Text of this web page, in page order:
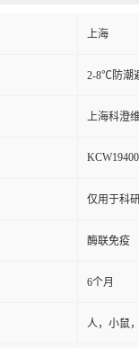
上海
2-8℃防潮
上海科澄
KCW19400
仅用于科
酶联免疫
6个月
人，小鼠